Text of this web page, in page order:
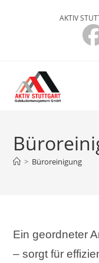
AKTIV
> Büroreinigung
Ein geordneter
– sorgt für